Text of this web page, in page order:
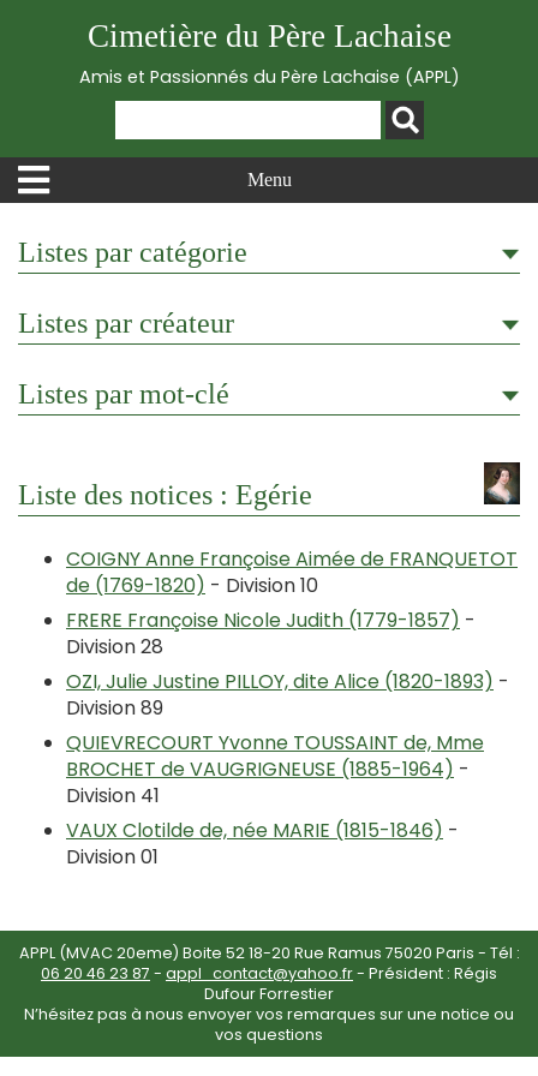
Cimetière du Père Lachaise
Amis et Passionnés du Père Lachaise (APPL)
Menu
Listes par catégorie
Listes par créateur
Listes par mot-clé
Liste des notices : Egérie
COIGNY Anne Françoise Aimée de FRANQUETOT
de (1769-1820) - Division 10
FRERE Françoise Nicole Judith (1779-1857) -
Division 28
OZI, Julie Justine PILLOY, dite Alice (1820-1893) -
Division 89
QUIEVRECOURT Yvonne TOUSSAINT de, Mme
BROCHET de VAUGRIGNEUSE (1885-1964) -
Division 41
VAUX Clotilde de, née MARIE (1815-1846) -
Division 01
APPL (MVAC 20eme) Boite 52 18-20 Rue Ramus 75020 Paris - Tél :
06 20 46 23 87 - appl_contact@yahoo.fr- Président : Régis
Dufour Forrestier
N’hésitez pas à nous envoyer vos remarques sur une notice ou
vos questions